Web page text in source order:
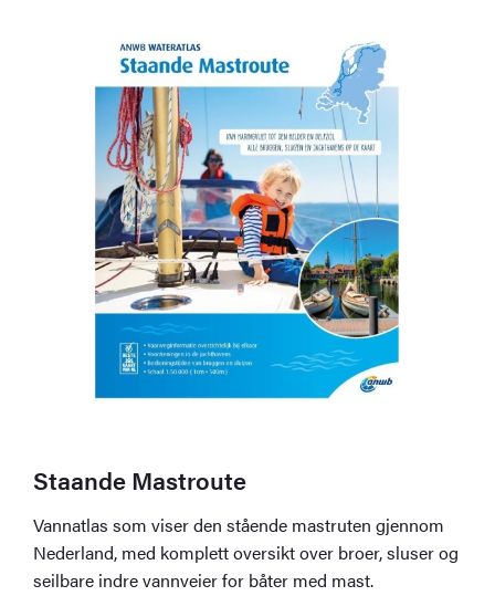
Staande Mastroute
Vannatlas som viser den stående mastruten gjennom
Nederland, med komplett oversikt over broer, sluser og
seilbare indre vannveier for båter med mast.